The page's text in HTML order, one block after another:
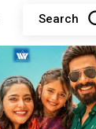
Search